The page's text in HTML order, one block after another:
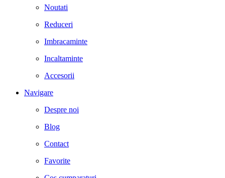
Noutati
Reduceri
Imbracaminte
Incaltaminte
Accesorii
Navigare
Despre noi
Blog
Contact
Favorite